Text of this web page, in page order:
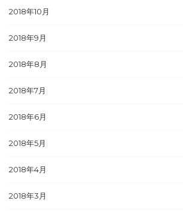
2018年10月
2018年9月
2018年8月
2018年7月
2018年6月
2018年5月
2018年4月
2018年3月